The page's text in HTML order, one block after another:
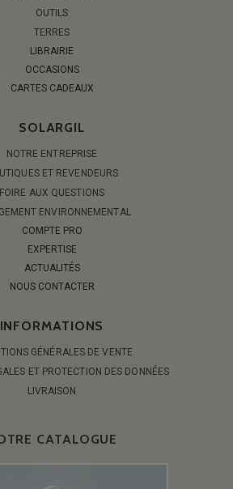
OUTILS
TERRES
LIBRAIRIE
OCCASIONS
CARTES CADEAUX
SOLARGIL
NOTRE ENTREPRISE
ET REVENDEURS
FOIRE AUX QUESTIONS
ENVIRONNEMENTAL
COMPTE PRO
EXPERTISE
ACTUALITÉS
NOUS CONTACTER
INFORMATIONS
GÉNÉRALES DE VENTE
ET PROTECTION DES DONNÉES
LIVRAISON
CATALOGUE